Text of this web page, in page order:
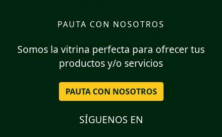
PAUTA CON NOSOTROS
Somos la vitrina perfecta para ofrecer tus
productos y/o servicios
PAUTA CON NOSOTROS
SÍGUENOS EN